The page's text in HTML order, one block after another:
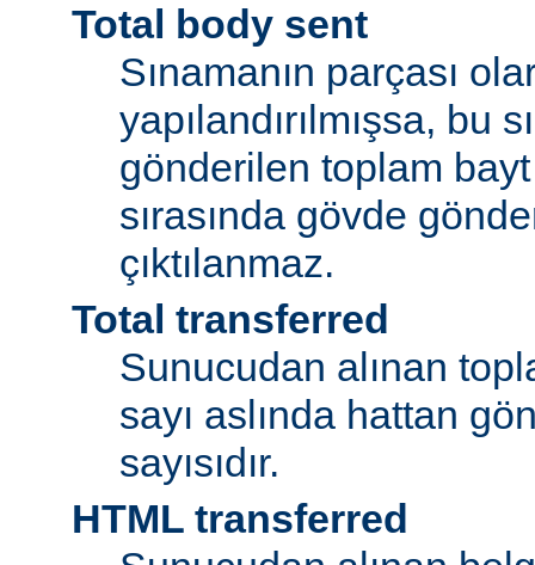
Total body sent
Sınamanın parçası
yapılandırılmışsa, bu
gönderilen toplam bayt
sırasında gövde
çıktılanmaz.
Total transferred
Sunucudan alınan
sayı aslında hattan
sayısıdır.
HTML transferred